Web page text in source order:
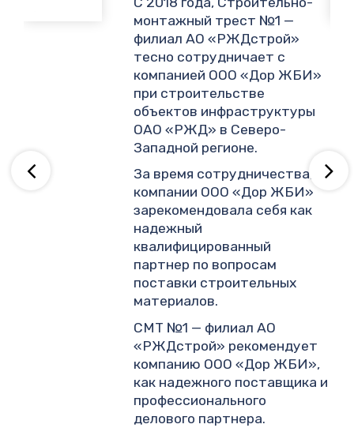
монтажный трест №1 —
филиал АО «РЖДстрой»
тесно сотрудничает с
компанией ООО «Дор ЖБИ»
при строительстве
объектов инфраструктуры
ОАО «РЖД» в Северо-
Западной регионе.
За время сотрудничества,
компании ООО «Дор ЖБИ»
зарекомендовала себя как
надежный
квалифицированный
партнер по вопросам
поставки строительных
материалов.
СМТ №1 — филиал АО
«РЖДстрой» рекомендует
компанию ООО «Дор ЖБИ»,
как надежного поставщика и
профессионального
делового партнера.